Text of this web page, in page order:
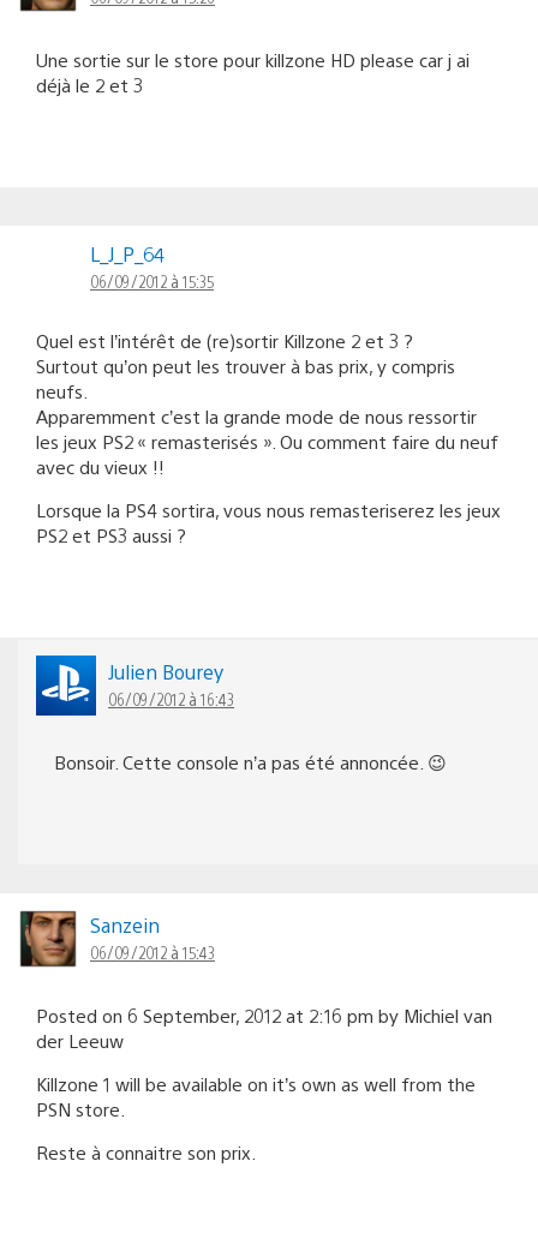
Une sortie sur le store pour killzone HD please car j ai
déjà le 2 et 3
L_J_P_64
06/09/2012 à 15:35
Quel est l’intérêt de (re)sortir Killzone 2 et 3 ?
Surtout qu’on peut les trouver à bas prix, y compris
neufs.
Apparemment c’est la grande mode de nous ressortir
les jeux PS2 « remasterisés ». Ou comment faire du neuf
avec du vieux !!
Lorsque la PS4 sortira, vous nous remasteriserez les jeux
PS2 et PS3 aussi ?
Julien Bourey
06/09/2012 à 16:43
Bonsoir. Cette console n’a pas été annoncée. 😉
Sanzein
06/09/2012 à 15:43
Posted on 6 September, 2012 at 2:16 pm by Michiel van
der Leeuw
Killzone 1 will be available on it’s own as well from the
PSN store.
Reste à connaitre son prix.